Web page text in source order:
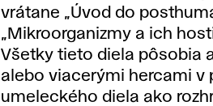
vrátane „Úvod do
„Mikroorganizmy a ich
Všetky tieto diela pôsobia
alebo viacerými hercami v
umeleckého diela ako